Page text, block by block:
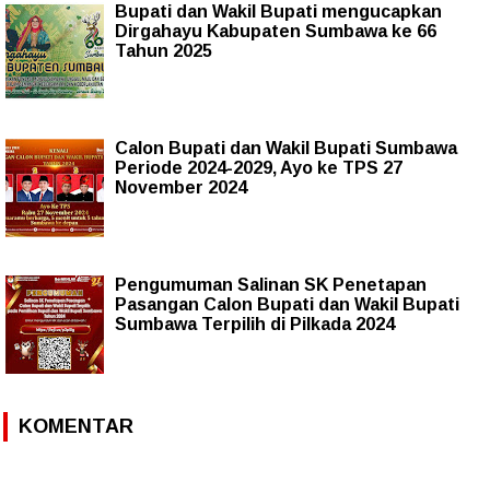
Bupati dan Wakil Bupati mengucapkan
Dirgahayu Kabupaten Sumbawa ke 66
Tahun 2025
Calon Bupati dan Wakil Bupati Sumbawa
Periode 2024-2029, Ayo ke TPS 27
November 2024
Pengumuman Salinan SK Penetapan
Pasangan Calon Bupati dan Wakil Bupati
Sumbawa Terpilih di Pilkada 2024
KOMENTAR